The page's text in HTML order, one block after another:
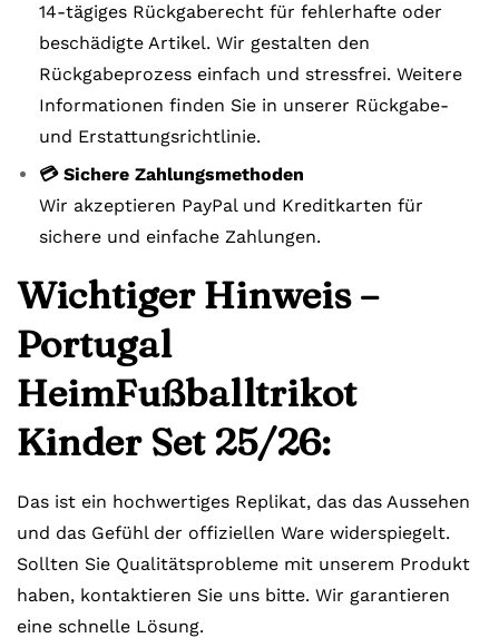
14-tägiges Rückgaberecht für fehlerhafte oder
beschädigte Artikel. Wir gestalten den
Rückgabeprozess einfach und stressfrei. Weitere
Informationen finden Sie in unserer Rückgabe-
und Erstattungsrichtlinie.
💳 Sichere Zahlungsmethoden
Wir akzeptieren PayPal und Kreditkarten für
sichere und einfache Zahlungen.
Wichtiger Hinweis –
Portugal
HeimFußballtrikot
Kinder Set 25/26:
Das ist ein hochwertiges Replikat, das das Aussehen
und das Gefühl der offiziellen Ware widerspiegelt.
Sollten Sie Qualitätsprobleme mit unserem Produkt
haben, kontaktieren Sie uns bitte. Wir garantieren
eine schnelle Lösung.